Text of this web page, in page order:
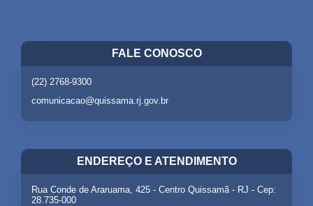
FALE CONOSCO
(22) 2768-9300
comunicacao@quissama.rj.gov.br
ENDEREÇO E ATENDIMENTO
Rua Conde de Araruama, 425 - Centro Quissamã - RJ - Cep:
28.735-000